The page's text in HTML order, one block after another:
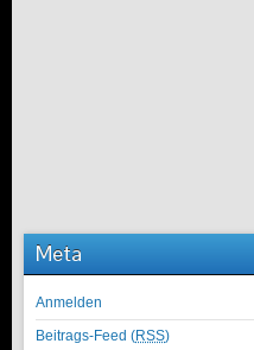
Meta
Anmelden
Beitrags-Feed (RSS)